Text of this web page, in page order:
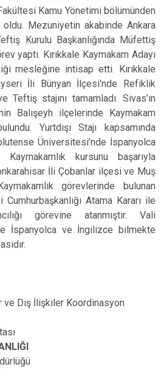
Kamu Yönetimi bölümünden
Mezuniyetin akabinde Ankara
Kurulu Başkanlığında Müfettiş
yaptı. Kırıkkale Kaymakam Adayı
mesleğine intisap etti. Kırıkkale
İli Bünyan İlçesi'nde Refiklik
Teftiş stajını tamamladı. Sivas’ın
Balışeyh ilçelerinde Kaymakam
Yurtdışı Stajı kapsamında
Üniversitesi’nde İspanyolca
kursunu başarıyla
İli Çobanlar ilçesi ve Muş
görevlerinde bulunan
Atama Kararı ile
görevine atanmıştır. Vali
İspanyolca ve İngilizce bilmekte
Dış İlişkiler Koordinasyon